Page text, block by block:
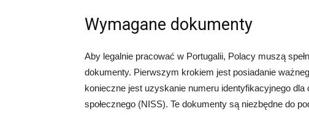
Wymagane dokumenty
Aby legalnie pracować w Portugalii, Polacy muszą
dokumenty. Pierwszym krokiem jest posiadanie
konieczne jest uzyskanie numeru identyfikacyjnego
społecznego (NISS). Te dokumenty są niezbędne do